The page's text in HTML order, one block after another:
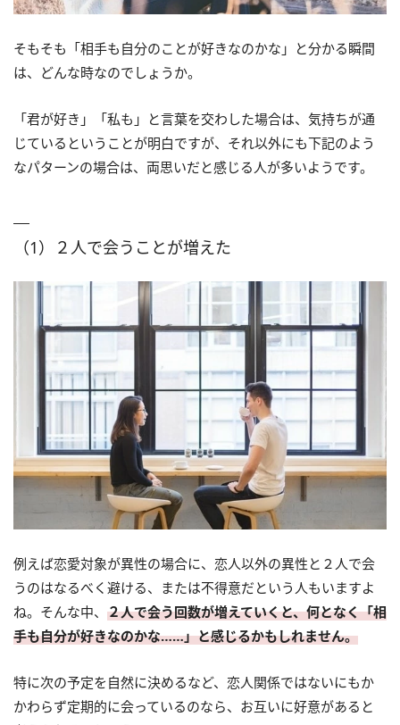
そもそも「相手も自分のことが好きなのかな」と分かる瞬間
は、どんな時なのでしょうか。
「君が好き」「私も」と言葉を交わした場合は、気持ちが通
じているということが明白ですが、それ以外にも下記のよう
なパターンの場合は、両思いだと感じる人が多いようです。
（1）２人で会うことが増えた
例えば恋愛対象が異性の場合に、恋人以外の異性と２人で会
うのはなるべく避ける、または不得意だという人もいますよ
ね。そんな中、 ２人で会う回数が増えていくと、何となく「相
手も自分が好きなのかな……」と感じるかもしれません。
特に次の予定を自然に決めるなど、恋人関係ではないにもか
かわらず定期的に会っているのなら、お互いに好意があると